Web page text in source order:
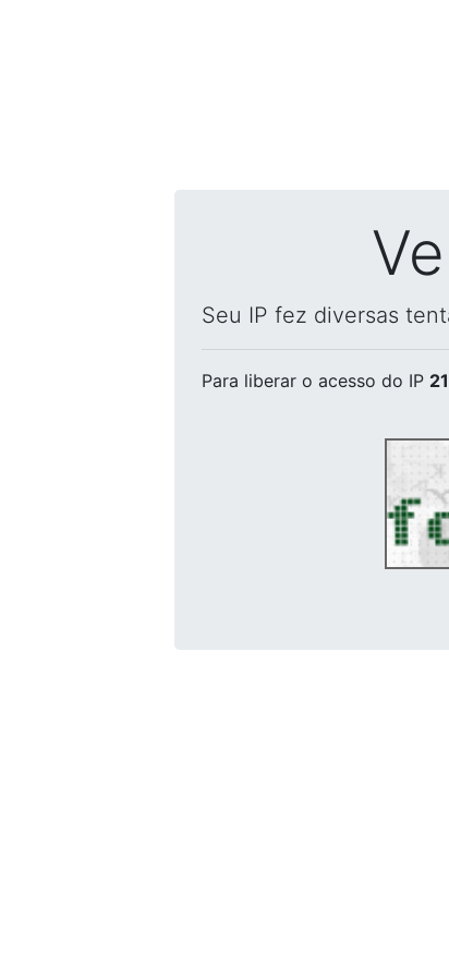
Seu IP fez diversas
Para liberar o acesso do IP